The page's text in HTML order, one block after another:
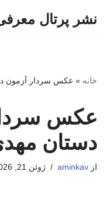
نشر پرتال
خانه » عکس سردار آزمون
عکس
دستان
از aminkav ژوئن 21, 2026